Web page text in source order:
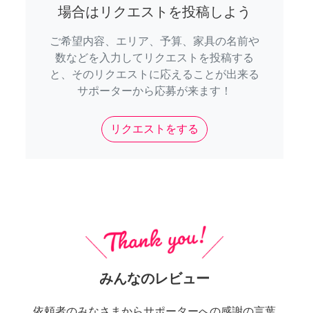
場合はリクエストを投稿しよう
ご希望内容、エリア、予算、家具の名前や
数などを入力してリクエストを投稿する
と、そのリクエストに応えることが出来る
サポーターから応募が来ます！
リクエストをする
みんなのレビュー